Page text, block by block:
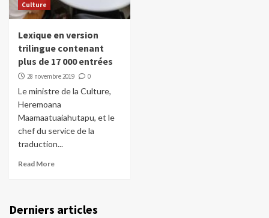
Culture
Lexique en version
trilingue contenant
plus de 17 000 entrées
28 novembre 2019 0
Le ministre de la Culture,
Heremoana
Maamaatuaiahutapu, et le
chef du service de la
traduction...
Read More
Derniers articles